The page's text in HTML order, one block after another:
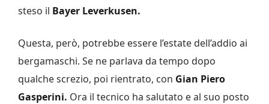
steso il Bayer Leverkusen.
Questa, però, potrebbe essere l’estate dell’addio ai
bergamaschi. Se ne parlava da tempo dopo
qualche screzio, poi rientrato, con Gian Piero
Gasperini. Ora il tecnico ha salutato e al suo posto